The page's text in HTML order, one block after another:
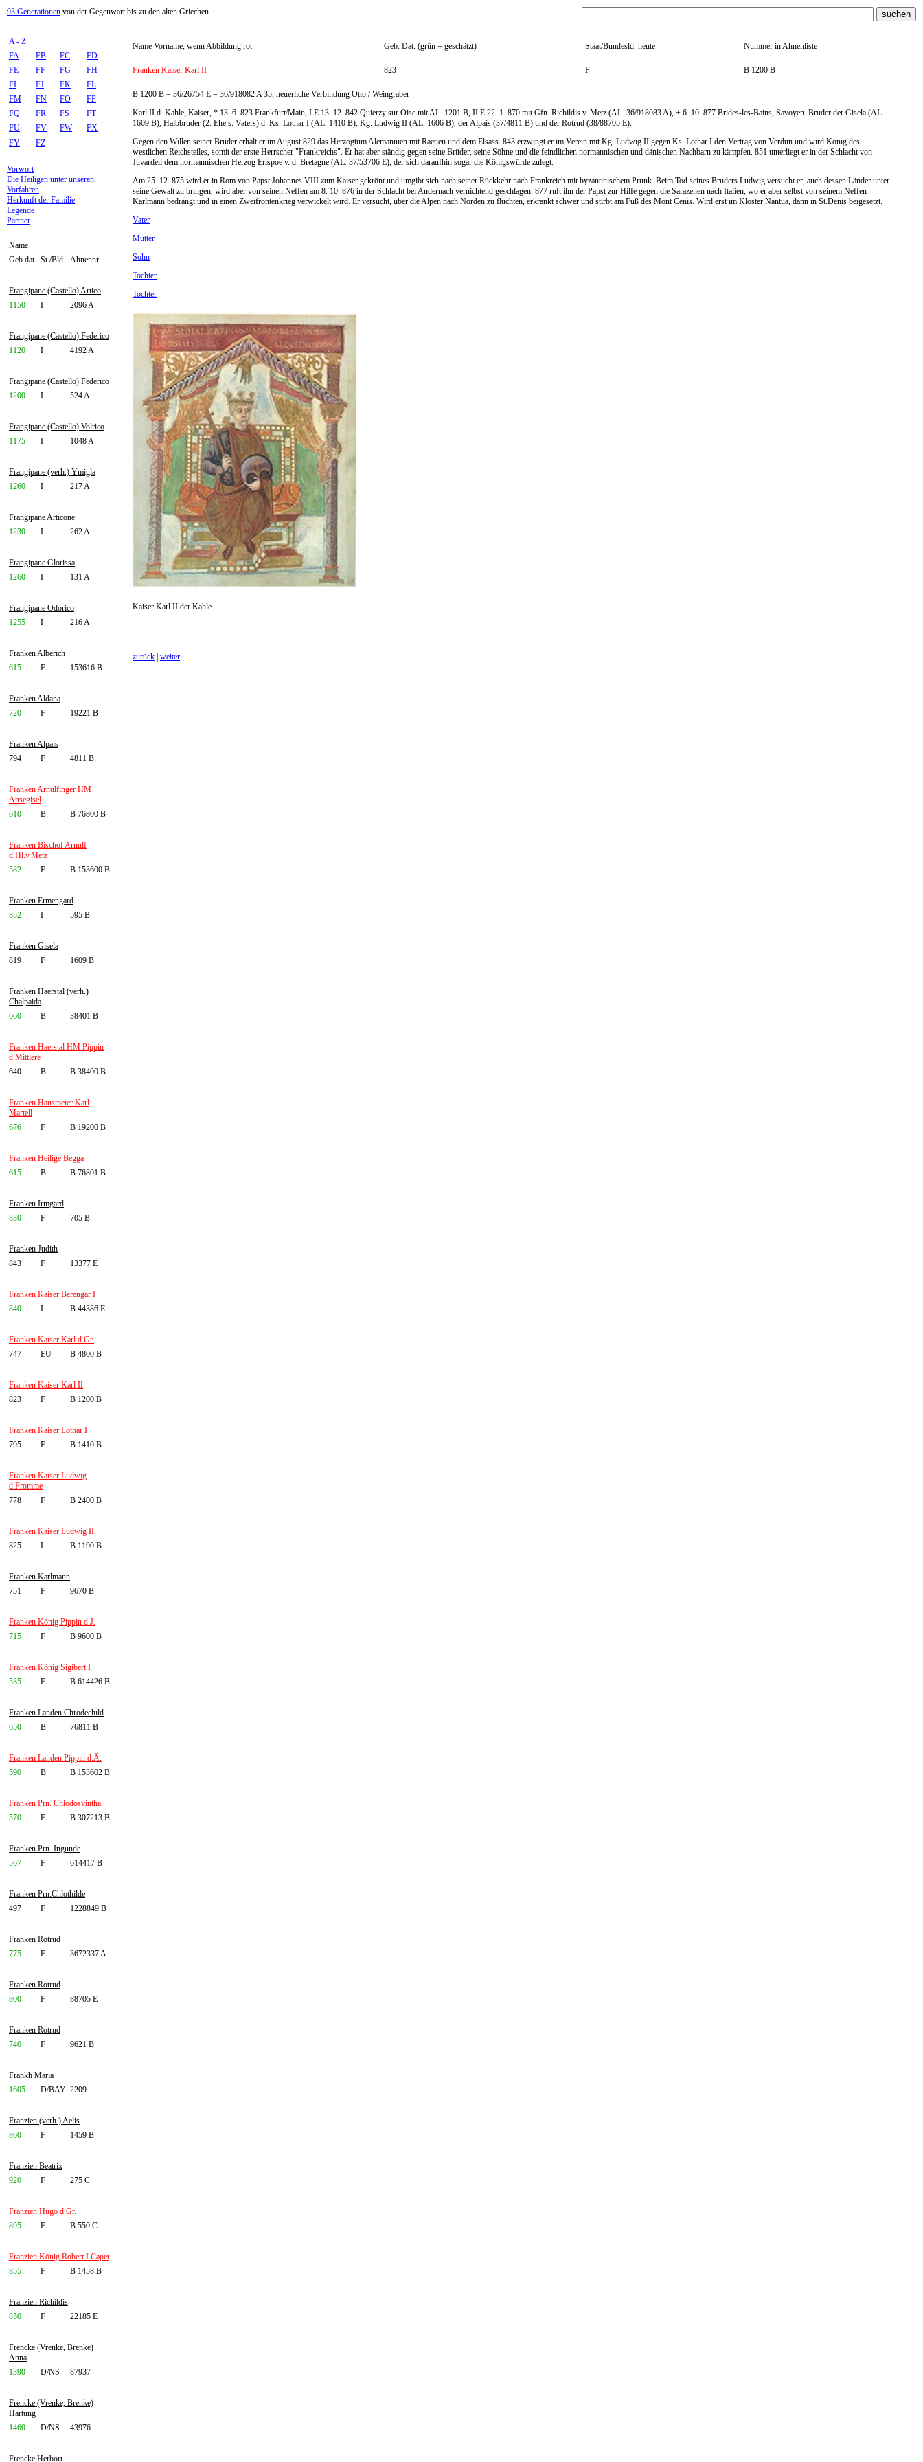
93 Generationen von der Gegenwart bis zu den alten Griechen
A - Z
FA
FB FC
FD
FE
FF FG
FH
FI
FJ FK
FL
FM
FN FO
FP
FQ
FR FS
FT
FU
FV FW
FX
FY
FZ
Vorwort
Die Heiligen unter unseren
Vorfahren
Herkunft der Familie
Legende
Partner
Name
Geb.dat. St./Bld. Ahnennr.
Frangipane (Castello) Artico
1150
I 2096 A
Frangipane (Castello) Federico
1120
I 4192 A
Frangipane (Castello) Federico
1200
I 524 A
Frangipane (Castello) Volrico
1175
I 1048 A
Frangipane (verh.) Ymigla
1260
I 217 A
Frangipane Articone
1230
I 262 A
Frangipane Glorissa
1260
I 131 A
Frangipane Odorico
1255
I 216 A
Franken Alberich
615
F 153616 B
Franken Aldana
720
F 19221 B
Franken Alpais
794
F 4811 B
Franken Arnulfinger HM
Ansegisel
610
B B 76800 B
Franken Bischof Arnulf
d.Hl.v.Metz
582
F B 153600 B
Franken Ermengard
852
I 595 B
Franken Gisela
819
F 1609 B
Franken Haerstal (verh.)
Chalpaida
660
B 38401 B
Franken Haerstal HM Pippin
d.Mittlere
640
B B 38400 B
Franken Hausmeier Karl
Martell
676
F B 19200 B
Franken Heilige Begga
615
B B 76801 B
Franken Irmgard
830
F 705 B
Franken Judith
843
F 13377 E
Franken Kaiser Berengar I
840
I B 44386 E
Franken Kaiser Karl d.Gr.
747
EU B 4800 B
Franken Kaiser Karl II
823
F B 1200 B
Franken Kaiser Lothar I
795
F B 1410 B
Franken Kaiser Ludwig
d.Fromme
778
F B 2400 B
Franken Kaiser Ludwig II
825
I B 1190 B
Franken Karlmann
751
F 9670 B
Franken König Pippin d.J.
715
F B 9600 B
Franken König Sigibert I
535
F B 614426 B
Franken Landen Chrodechild
650
B 76811 B
Franken Landen Pippin d.Ä.
590
B B 153602 B
Franken Prn. Chlodosvintha
570
F B 307213 B
Franken Prn. Ingunde
567
F 614417 B
Franken Prn.Chlothilde
497
F 1228849 B
Franken Rotrud
775
F 3672337 A
Franken Rotrud
800
F 88705 E
Franken Rotrud
740
F 9621 B
Frankh Maria
1605
D/BAY 2209
Franzien (verh.) Aelis
860
F 1459 B
Franzien Beatrix
920
F 275 C
Franzien Hugo d.Gr.
895
F B 550 C
Franzien König Robert I Capet
855
F B 1458 B
Franzien Richildis
850
F 22185 E
Frencke (Vrenke, Brenke)
Anna
1390
D/NS 87937
Frencke (Vrenke, Brenke)
Hartung
1460
D/NS 43976
Frencke Herbort
Name Vorname, wenn Abbildung rot Geb. Dat. (grün = geschätzt) Staat/Bundesld. heute Nummer in Ahnenliste
Franken Kaiser Karl II 823 F B 1200 B
B 1200 B = 36/26754 E = 36/918082 A 35, neuerliche Verbindung Otto / Weingraber
Karl II d. Kahle, Kaiser, * 13. 6. 823 Frankfurt/Main, I E 13. 12. 842 Quierzy sur Oise mit AL. 1201 B, II E 22. 1. 870 mit Gfn. Richildis v. Metz (AL. 36/918083 A), + 6. 10. 877 Brides-les-Bains, Savoyen. Bruder der Gisela (AL.
1609 B), Halbbruder (2. Ehe s. Vaters) d. Ks. Lothar I (AL. 1410 B), Kg. Ludwig II (AL. 1606 B), der Alpais (37/4811 B) und der Rotrud (38/88705 E).
Gegen den Willen seiner Brüder erhält er im August 829 das Herzogtum Alemannien mit Raetien und dem Elsass. 843 erzwingt er im Verein mit Kg. Ludwig II gegen Ks. Lothar I den Vertrag von Verdun und wird König des
westlichen Reichsteiles, somit der erste Herrscher "Frankreichs". Er hat aber ständig gegen seine Brüder, seine Söhne und die feindlichen normannischen und dänischen Nachbarn zu kämpfen. 851 unterliegt er in der Schlacht von
Juvardeil dem normannischen Herzog Erispoe v. d. Bretagne (AL. 37/53706 E), der sich daraufhin sogar die Königswürde zulegt.
Am 25. 12. 875 wird er in Rom von Papst Johannes VIII zum Kaiser gekrönt und umgibt sich nach seiner Rückkehr nach Frankreich mit byzantinischem Prunk. Beim Tod seines Bruders Ludwig versucht er, auch dessen Länder unter
seine Gewalt zu bringen, wird aber von seinen Neffen am 8. 10. 876 in der Schlacht bei Andernach vernichtend geschlagen. 877 ruft ihn der Papst zur Hilfe gegen die Sarazenen nach Italien, wo er aber selbst von seinem Neffen
Karlmann bedrängt und in einen Zweifrontenkrieg verwickelt wird. Er versucht, über die Alpen nach Norden zu flüchten, erkrankt schwer und stirbt am Fuß des Mont Cenis. Wird erst im Kloster Nantua, dann in St.Denis beigesetzt.
Vater
Mutter
Sohn
Tochter
Tochter
Kaiser Karl II der Kahle
zurück weiter